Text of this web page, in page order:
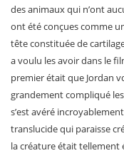
des animaux qui n’ont
ont été conçues comme
tête constituée de
a voulu les avoir dans le
premier était que Jordan
grandement compliqué
s’est avéré
translucide qui paraisse
la créature était tellement